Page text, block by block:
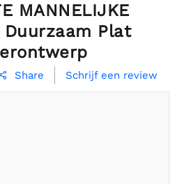
MANNELIJKE
Duurzaam Plat
Share Schrijf een review